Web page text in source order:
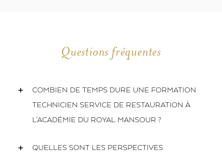
Questions fréquentes
COMBIEN DE TEMPS DURE UNE FORMATION
TECHNICIEN SERVICE DE RESTAURATION À
L’ACADÉMIE DU ROYAL MANSOUR ?
QUELLES SONT LES PERSPECTIVES